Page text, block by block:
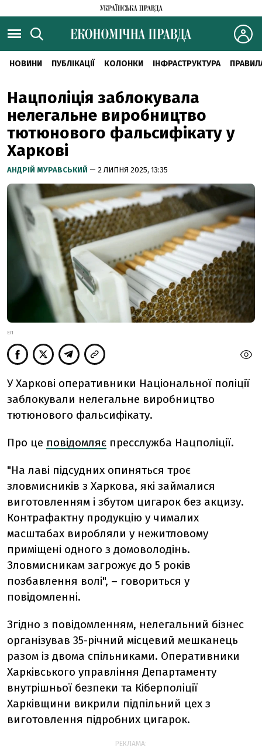
НОВИНИ ПУБЛІКАЦІЇ КОЛОНКИ ІНФРАСТРУКТУРА
Нацполіція заблокувала
нелегальне виробництво
тютюнового фальсифікату у
Харкові
АНДРІЙ МУРАВСЬКИЙ — 2 ЛИПНЯ 2025, 13:35
ЕП
У Харкові оперативники Національної поліції
заблокували нелегальне виробництво
тютюнового фальсифікату.
Про це повідомляє пресслужба Нацполіції.
"На лаві підсудних опиняться троє
зловмисників з Харкова, які займалися
виготовленням і збутом цигарок без акцизу.
Контрафактну продукцію у чималих
масштабах виробляли у нежитловому
приміщені одного з домоволодінь.
Зловмисникам загрожує до 5 років
позбавлення волі", – говориться у
повідомленні.
Згідно з повідомленням, нелегальний бізнес
організував 35-річний місцевий мешканець
разом із двома спільниками. Оперативники
Харківського управління Департаменту
внутрішньої безпеки та Кіберполіції
Харківщини викрили підпільний цех з
виготовлення підробних цигарок.
РЕКЛАМА: